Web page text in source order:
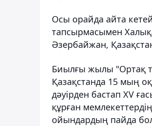
Осы орайда айта
тапсырмасымен
Әзербайжан,
Биылғы жылы "Ортақ
Қазақстанда 15 мың
дәуірден бастап XV
құрған
ойындардың пайда